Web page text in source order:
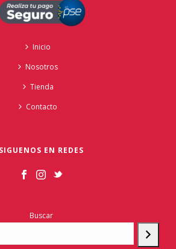
Inicio
Nosotros
Tienda
Contacto
SIGUENOS EN REDES
Buscar